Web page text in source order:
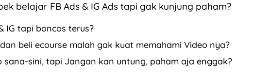
belajar FB Ads & IG Ads tapi gak kunjung paham?
IG tapi boncos terus?
beli ecourse malah gak kuat memahami Video nya?
sana-sini, tapi Jangan kan untung, paham aja enggak?